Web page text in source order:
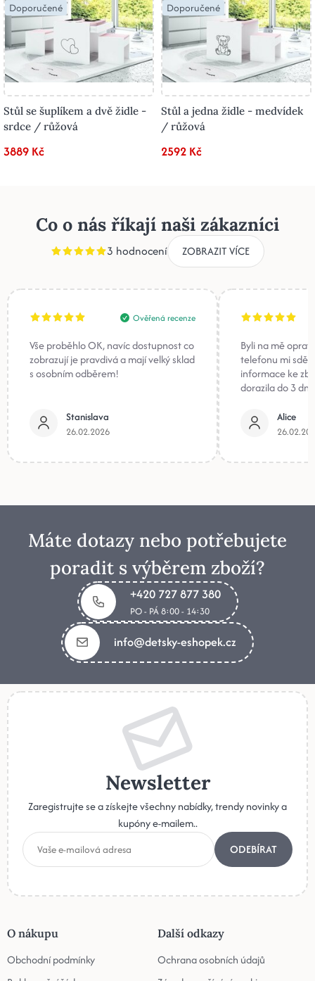
Doporučené
Stůl se šuplíkem a dvě židle -
srdce / růžová
3889 Kč
Doporučené
Stůl a jedna židle - medvídek
/ růžová
2592 Kč
Co o nás říkají naši zákazníci
3 hodnocení ZOBRAZIT VÍCE
Ověřená recenze
Vše proběhlo OK, navíc dostupnost co
zobrazují je pravdivá a mají velký sklad
s osobním odběrem!
Stanislava
26.02.2026
Byli na mě
telefonu mi
informace ke
dorazila do 3
Alice
Máte dotazy nebo potřebujete
poradit s výběrem zboží?
+420 727 877 380
PO - PÁ 8:00 - 14:30
info@detsky-eshopek.cz
Newsletter
Zaregistrujte se a získejte všechny nabídky, trendy novinky a
kupóny e-mailem..
ODEBÍRAT
O nákupu
Obchodní podmínky
Další odkazy
Ochrana osobních údajů